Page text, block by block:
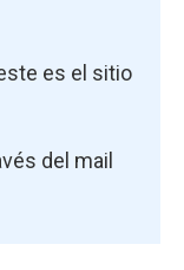
es el sitio
del mail